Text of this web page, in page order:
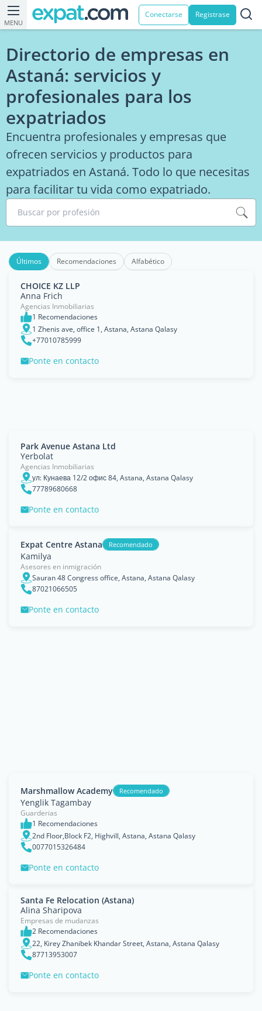
MENU
Conectarse Registrase
Directorio de empresas en
Astaná: servicios y
profesionales para los
expatriados
Encuentra profesionales y empresas que
ofrecen servicios y productos para
expatriados en Astaná. Todo lo que necesitas
para facilitar tu vida como expatriado.
Buscar por profesión
Últimos Recomendaciones Alfabético
CHOICE KZ LLP
Anna Frich
Agencias Inmobiliarias
1 Recomendaciones
1 Zhenis ave, office 1, Astana, Astana Qalasy
+77010785999
Ponte en contacto
Park Avenue Astana Ltd
Yerbolat
Agencias Inmobiliarias
ул: Кунаева 12/2 офис 84, Astana, Astana Qalasy
77789680668
Ponte en contacto
Expat Centre Astana Recomendado
Kamilya
Asesores en inmigración
Sauran 48 Congress office, Astana, Astana Qalasy
87021066505
Ponte en contacto
Marshmallow Academy Recomendado
Yenglik Tagambay
Guarderias
1 Recomendaciones
2nd Floor,Block F2, Highvill, Astana, Astana Qalasy
0077015326484
Ponte en contacto
Santa Fe Relocation (Astana)
Alina Sharipova
Empresas de mudanzas
2 Recomendaciones
22, Kirey Zhanibek Khandar Street, Astana, Astana Qalasy
87713953007
Ponte en contacto